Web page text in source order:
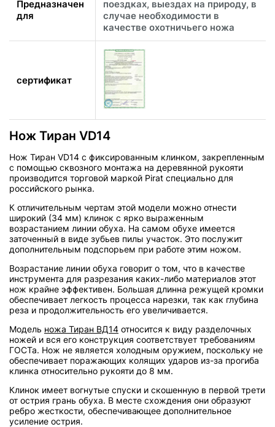
Предназначен
для
поездках, выездах на природу, в
случае необходимости в
качестве охотничьего ножа
сертификат
Нож Тиран VD14
Нож Тиран VD14 с фиксированным клинком, закрепленным
с помощью сквозного монтажа на деревянной рукояти
производится торговой маркой Pirat специально для
российского рынка.
К отличительным чертам этой модели можно отнести
широкий (34 мм) клинок с ярко выраженным
возрастанием линии обуха. На самом обухе имеется
заточенный в виде зубьев пилы участок. Это послужит
дополнительным подспорьем при работе этим ножом.
Возрастание линии обуха говорит о том, что в качестве
инструмента для разрезания каких-либо материалов этот
нож крайне эффективен. Большая длинна режущей кромки
обеспечивает легкость процесса нарезки, так как глубина
реза и продолжительность его увеличивается.
Модель ножа Тиран ВД14 относится к виду разделочных
ножей и вся его конструкция соответствует требованиям
ГОСТа. Нож не является холодным оружием, поскольку не
обеспечивает поражающих колящих ударов из-за прогиба
клинка относительно рукояти до 8 мм.
Клинок имеет вогнутые спуски и скошенную в первой трети
от острия грань обуха. В месте схождения они образуют
ребро жесткости, обеспечивающее дополнительное
усиление острия.